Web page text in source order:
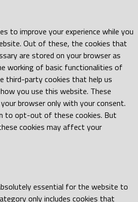
to improve your experience while you
Out of these, the cookies that
are stored on your browser as
working of basic functionalities of
third-party cookies that help us
you use this website. These
browser only with your consent.
to opt-out of these cookies. But
cookies may affect your
essential for the website to
only includes cookies that